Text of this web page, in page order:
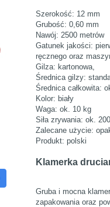
Szerokość: 12 mm
Grubość: 0,60 mm
Nawój: 2500 metrów
Gatunek jakości:
ręcznego oraz
Gilza: kartonowa,
Średnica gilzy:
Średnica całkowita:
Kolor: biały
Waga: ok. 10 kg
Siła zrywania: ok.
Zalecane użycie:
Produkt: polski
Klamerka
Gruba i mocna
zapakowania oraz